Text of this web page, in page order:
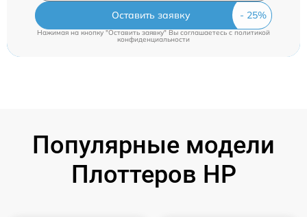
Оставить заявку
Нажимая на кнопку "Оставить заявку" Вы соглашаетесь cполитикой
конфиденциальности
Популярные модели
Плоттеров HP